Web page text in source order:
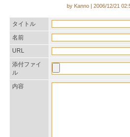
by Kanno | 2006/12/21
タイトル
名前
URL
添付ファイ
ル
内容